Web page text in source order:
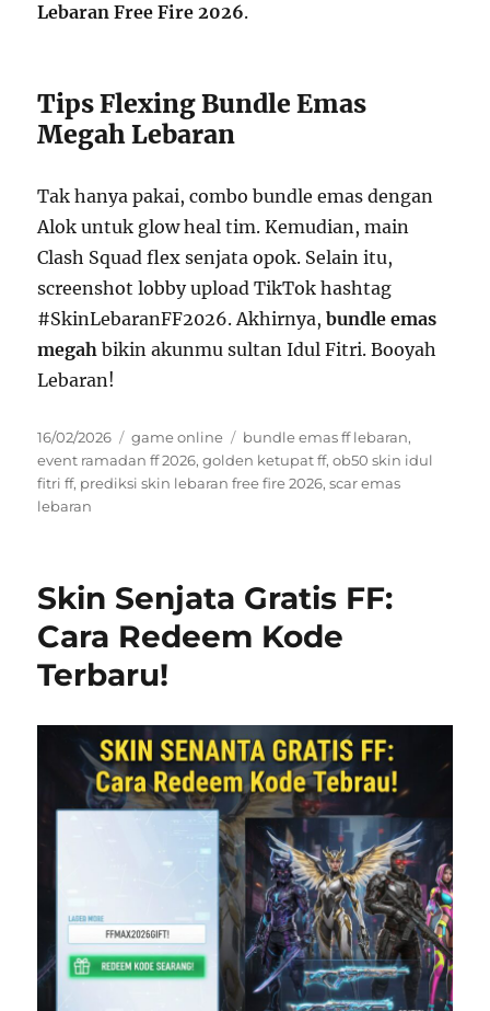
Lebaran Free Fire 2026.
Tips Flexing Bundle Emas
Megah Lebaran
Tak hanya pakai, combo bundle emas dengan
Alok untuk glow heal tim. Kemudian, main
Clash Squad flex senjata opok. Selain itu,
screenshot lobby upload TikTok hashtag
#SkinLebaranFF2026. Akhirnya,bundle emas
megah bikin akunmu sultan Idul Fitri. Booyah
Lebaran!
Posted
on
16/02/2026 Categories
game online Tags
bundle emas ff lebaran,
event ramadan ff 2026,golden ketupat ff,ob50 skin idul
fitri ff, prediksi skin lebaran free fire 2026,scar emas
lebaran
Skin Senjata Gratis FF:
Cara Redeem Kode
Terbaru!